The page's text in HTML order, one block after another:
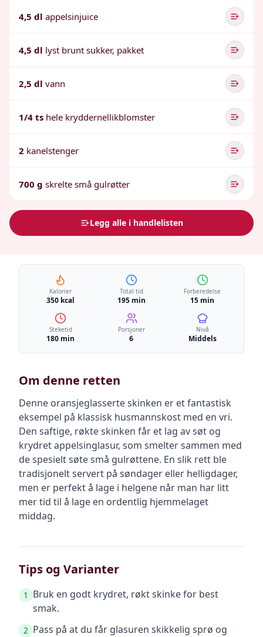
4,5 dl appelsinjuice
4,5 dl lyst brunt sukker, pakket
2,5 dl vann
1/4 ts hele kryddernellikblomster
2 kanelstenger
700 g skrelte små gulrøtter
Legg alle i handlelisten
Kalorier
350 kcal
Total tid
195 min
Forberedelse
15 min
Steketid
180 min
Porsjoner
6
Nivå
Middels
Om denne retten
Denne oransjeglasserte skinken er et fantastisk
eksempel på klassisk husmannskost med en vri.
Den saftige, røkte skinken får et lag av søt og
krydret appelsinglasur, som smelter sammen med
de spesielt søte små gulrøttene. En slik rett ble
tradisjonelt servert på søndager eller helligdager,
men er perfekt å lage i helgene når man har litt
mer tid til å lage en ordentlig hjemmelaget
middag.
Tips og Varianter
1
Bruk en godt krydret, røkt skinke for best
smak.
2 Pass på at du får glasuren skikkelig sprø og